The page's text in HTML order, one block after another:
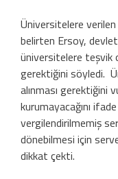
Üniversitelere
belirten Ersoy,
üniversitelere teşvik
gerektiğini söyledi.
alınması gerektiğini
kurumayacağını
vergilendirilmemiş
dönebilmesi için
dikkat çekti.